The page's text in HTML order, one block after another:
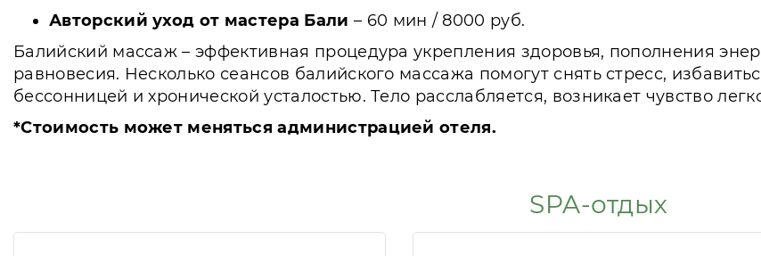
Авторский уход от мастера Бали – 60 мин / 8000 руб.
Балийский массаж – эффективная процедура укрепления здоровья, пополнения
равновесия. Несколько сеансов балийского массажа помогут снять стресс,
бессонницей и хронической усталостью. Тело расслабляется, возникает чувство
*Стоимость может меняться администрацией отеля.
SPA-отдых